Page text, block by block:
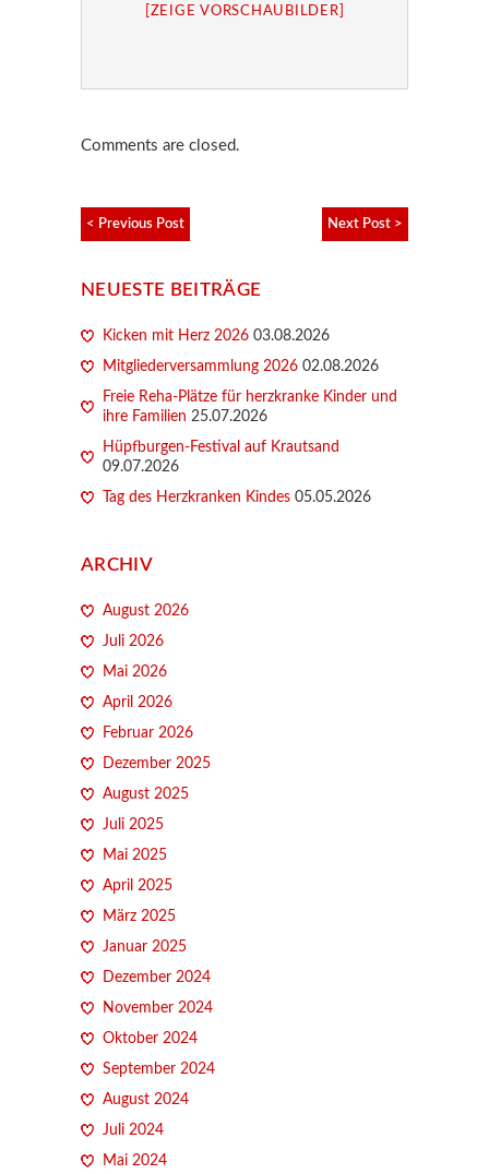
[ZEIGE VORSCHAUBILDER]
Comments are closed.
< Previous Post Next Post >
NEUESTE BEITRÄGE
Kicken mit Herz 2026 03.08.2026
Mitgliederversammlung 2026 02.08.2026
Freie Reha-Plätze für herzkranke Kinder und
ihre Familien 25.07.2026
Hüpfburgen-Festival auf Krautsand
09.07.2026
Tag des Herzkranken Kindes 05.05.2026
ARCHIV
August 2026
Juli 2026
Mai 2026
April 2026
Februar 2026
Dezember 2025
August 2025
Juli 2025
Mai 2025
April 2025
März 2025
Januar 2025
Dezember 2024
November 2024
Oktober 2024
September 2024
August 2024
Juli 2024
Mai 2024